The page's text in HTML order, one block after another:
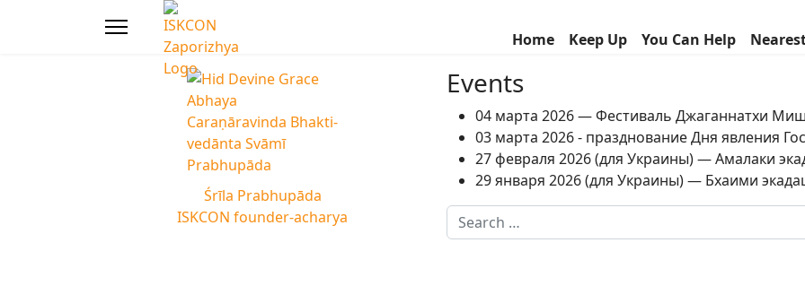
Home Keep Up You Can Help
Śrīla Prabhupāda
ISKCON founder-acharya
Events
04 марта 2026 — Фестиваль Джаганнатхи
03 марта 2026 - празднование Дня явления
27 февраля 2026 (для Украины) — Амалаки
29 января 2026 (для Украины) — Бхаими
Search